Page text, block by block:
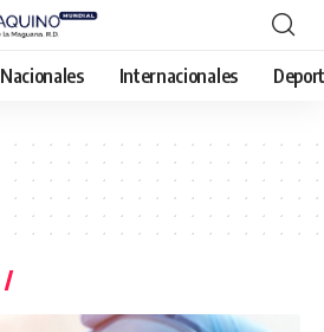
Nacionales Internacionales